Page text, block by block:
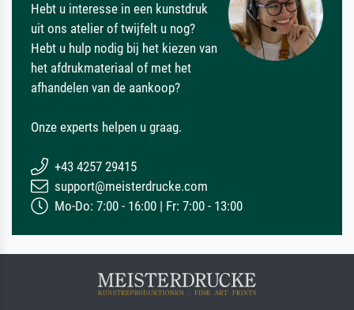
Hebt u interesse in een kunstdruk
uit ons atelier of twijfelt u nog?
Hebt u hulp nodig bij het kiezen van
het afdrukmateriaal of met het
afhandelen van de aankoop?
Onze experts helpen u graag.
+43 4257 29415
support@meisterdrucke.com
Mo-Do: 7:00 - 16:00 | Fr: 7:00 - 13:00